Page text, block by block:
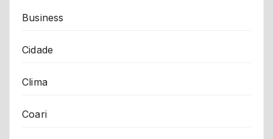
Business
Cidade
Clima
Coari